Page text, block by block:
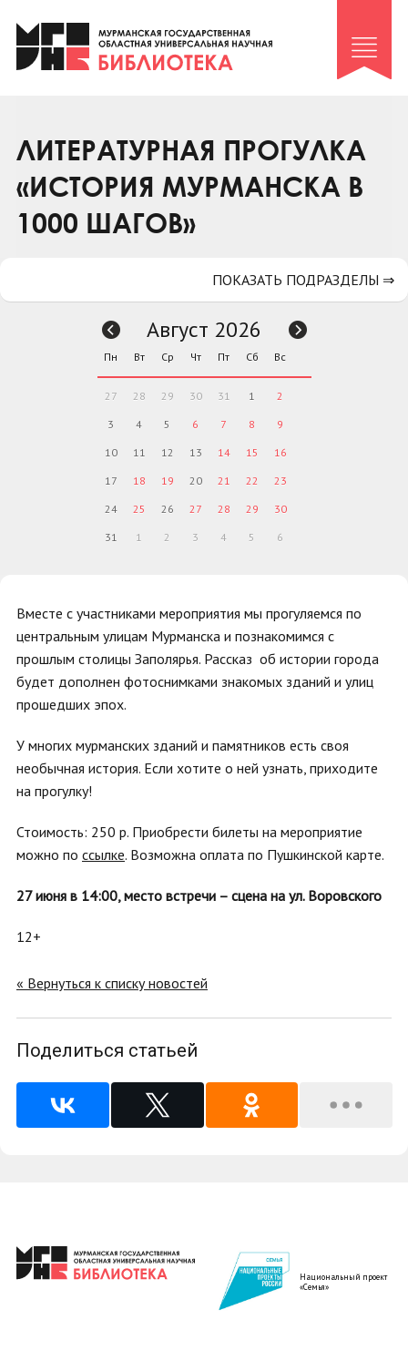
Клуб «Гиря и сельдерей»
Клуб «Семейный архив»
Коллегам
Контакты
ЛИТЕРАТУРНАЯ ПРОГУЛКА
«ИСТОРИЯ МУРМАНСКА В
1000 ШАГОВ»
Вместе с участниками мероприятия мы прогуляемся по
центральным улицам Мурманска и познакомимся с
прошлым столицы Заполярья. Рассказ об истории города
будет дополнен фотоснимками знакомых зданий и улиц
прошедших эпох.
У многих мурманских зданий и памятников есть своя
необычная история. Если хотите о ней узнать, приходите
на прогулку!
Стоимость: 250 р. Приобрести билеты на мероприятие
можно по ссылке. Возможна оплата по Пушкинской карте.
27 июня в 14:00,место встречи – сцена на ул. Воровского
12+
« Вернуться к списку новостей
Поделиться статьей
ПОКАЗАТЬ ПОДРАЗДЕЛЫ ⇒
Август 2026
Пн Вт Ср Чт Пт Сб Вс
27 28 29 30 31 1 2
3 4 5 6 7 8 9
10 11 12 13 14 15 16
17 18 19 20 21 22 23
24 25 26 27 28 29 30
31 1 2 3 4 5 6
Национальный проект
«Семья»